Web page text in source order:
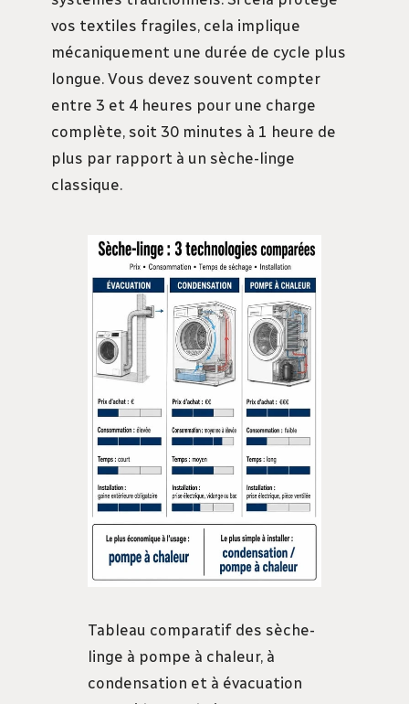
vos textiles fragiles, cela implique
mécaniquement une durée de cycle plus
longue. Vous devez souvent compter
entre 3 et 4 heures pour une charge
complète, soit 30 minutes à 1 heure de
plus par rapport à un sèche-linge
classique.
Tableau comparatif des sèche-
linge à pompe à chaleur, à
condensation et à évacuation